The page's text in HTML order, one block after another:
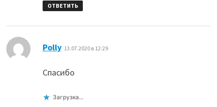
ОТВЕТИТЬ
Polly: 13.07.2020 в 12:29
Спасибо
Загрузка...